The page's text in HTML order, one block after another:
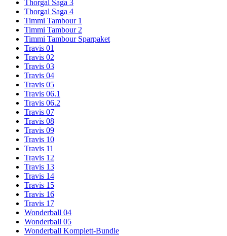
Thorgal Saga 3
Thorgal Saga 4
Timmi Tambour 1
Timmi Tambour 2
Timmi Tambour Sparpaket
Travis 01
Travis 02
Travis 03
Travis 04
Travis 05
Travis 06.1
Travis 06.2
Travis 07
Travis 08
Travis 09
Travis 10
Travis 11
Travis 12
Travis 13
Travis 14
Travis 15
Travis 16
Travis 17
Wonderball 04
Wonderball 05
Wonderball Komplett-Bundle